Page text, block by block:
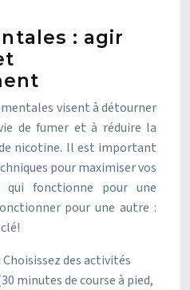
: agir
visent à détourner
de fumer et à réduire la
nicotine. Il est important
pour maximiser vos
qui fonctionne pour une
pour une autre :
Choisissez des activités
minutes de course à pied,